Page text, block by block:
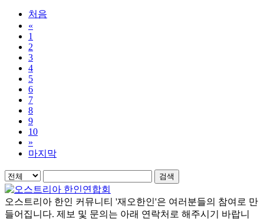
처음
«
1
2
3
4
5
6
7
8
9
10
»
마지막
검색
오스트리아 한인 커뮤니티 '재오한인'은 여러분들의 참여로 만
들어집니다. 제보 및 문의는 아래 연락처로 해주시기 바랍니